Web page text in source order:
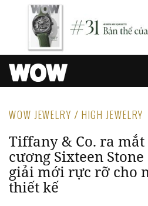
WOW JEWELRY / HIGH JEWELRY
Tiffany & Co. ra
cương Sixteen
giải mới rực rỡ cho
thiết kế